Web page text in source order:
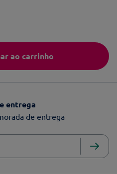
ao carrinho
entrega
de entrega